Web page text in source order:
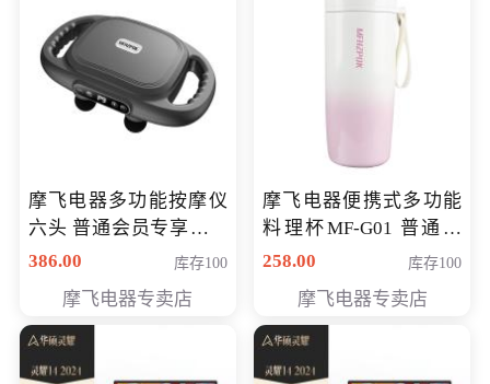
摩飞电器多功能按摩仪
六头 普通会员专享价格
199元
386.00 库存100
摩飞电器专卖店
摩飞电器便携式多功能
料理杯MF-G01 普通会
员专享价格118元
258.00 库存100
摩飞电器专卖店